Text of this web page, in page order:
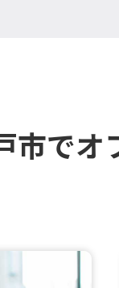
市で